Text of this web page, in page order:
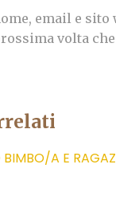
email e sito
volta